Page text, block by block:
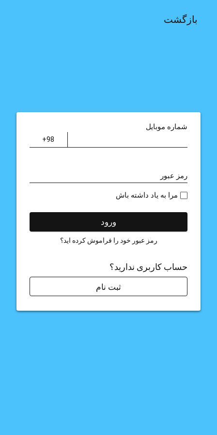
بازگشت
شماره موبایل
رمز عبور
مرا به یاد داشته باش
ورود
رمز عبور خود را فراموش کرده اید؟
حساب کاربری ندارید؟
ثبت نام